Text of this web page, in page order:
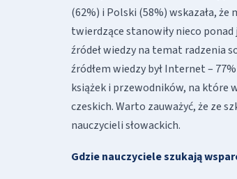
(62%) i Polski (58%) wskazała,
twierdzące stanowiły nieco
źródeł wiedzy na temat radzenia
źródłem wiedzy był Internet –
książek i przewodników, na które
czeskich. Warto zauważyć, że ze
nauczycieli słowackich.
Gdzie nauczyciele szukają